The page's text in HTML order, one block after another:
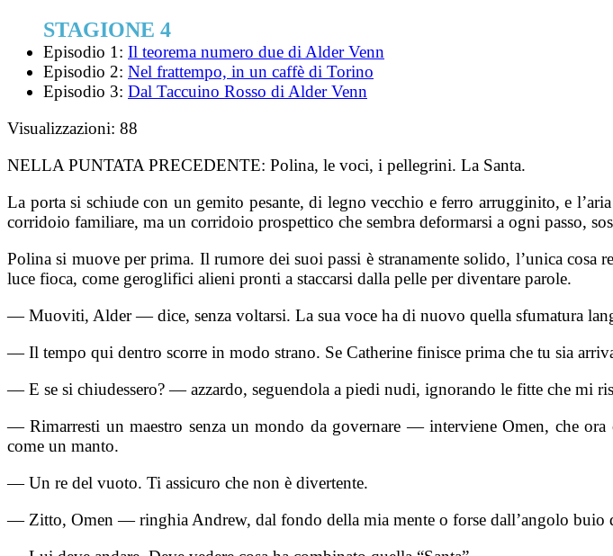
STAGIONE 4
Episodio 1: Il teorema numero due di Alder Venn
Episodio 2: Nel frattempo, in un caffè di Torino
Episodio 3: Dal Taccuino Rosso di Alder Venn
Visualizzazioni: 88
NELLA PUNTATA PRECEDENTE: Polina, le voci, i pellegrini. La Santa.
La porta si schiude con un gemito pesante, di legno vecchio e ferro arrugginito, e
corridoio familiare, ma un corridoio prospettico che sembra deformarsi a ogni passo,
Polina si muove per prima. Il rumore dei suoi passi è stranamente solido, l’unica
luce fioca, come geroglifici alieni pronti a staccarsi dalla pelle per diventare parole.
— Muoviti, Alder — dice, senza voltarsi. La sua voce ha di nuovo quella sfumatura
— Il tempo qui dentro scorre in modo strano. Se Catherine finisce prima che tu sia
— E se si chiudessero? — azzardo, seguendola a piedi nudi, ignorando le fitte che mi
— Rimarresti un maestro senza un mondo da governare — interviene Omen, che
come un manto.
— Un re del vuoto. Ti assicuro che non è divertente.
— Zitto, Omen — ringhia Andrew, dal fondo della mia mente o forse dall’angolo buio